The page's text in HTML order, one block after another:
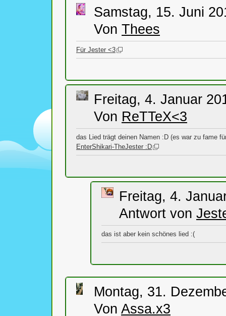
Samstag, 15. Juni
Von Thees
Für Jester <3
Freitag, 4. Januar
Von ReTTeX<3
das Lied trägt deinen Namen :D (es war zu fame
EnterShikari-TheJester :D
Freitag, 4.
Antwort von
das ist aber kein schönes lied :(
Montag, 31.
Von Assa.x3